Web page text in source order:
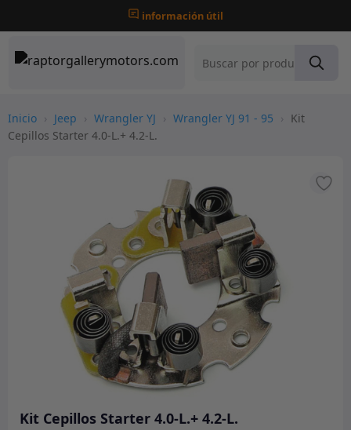
información útil
Inicio › Jeep › Wrangler YJ › Wrangler YJ 91 - 95 › Kit
Cepillos Starter 4.0-L.+ 4.2-L.
Kit Cepillos Starter 4.0-L.+ 4.2-L.